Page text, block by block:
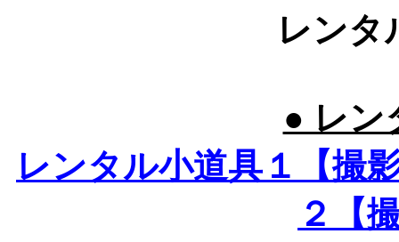
レンタ
● レン
レンタル小道具１【撮
２【